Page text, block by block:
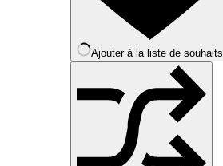
choisies
sur
page
du
produit
Ajouter à la liste de souhaits